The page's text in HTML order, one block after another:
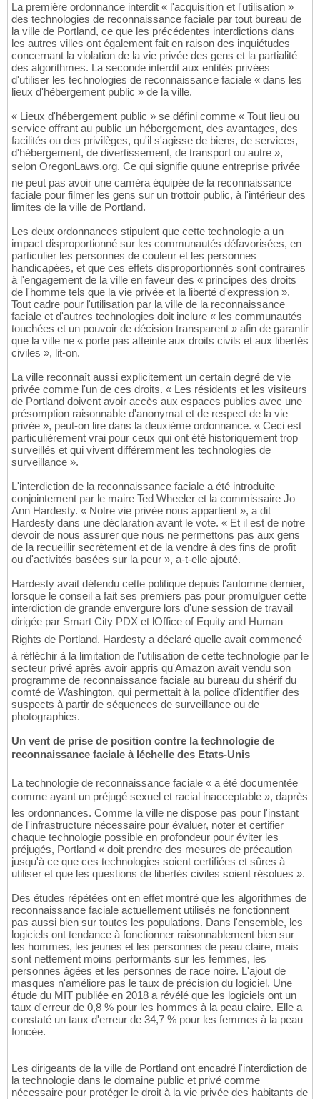
La première ordonnance interdit « l'acquisition et l'utilisation »
des technologies de reconnaissance faciale par tout bureau de
la ville de Portland, ce que les précédentes interdictions dans
les autres villes ont également fait en raison des inquiétudes
concernant la violation de la vie privée des gens et la partialité
des algorithmes. La seconde interdit aux entités privées
d'utiliser les technologies de reconnaissance faciale « dans les
lieux d'hébergement public » de la ville.
« Lieux d'hébergement public » se défini comme « Tout lieu ou
service offrant au public un hébergement, des avantages, des
facilités ou des privilèges, qu'il s'agisse de biens, de services,
d'hébergement, de divertissement, de transport ou autre »,
selon OregonLaws.org. Ce qui signifie quune entreprise privée
ne peut pas avoir une caméra équipée de la reconnaissance
faciale pour filmer les gens sur un trottoir public, à l'intérieur des
limites de la ville de Portland.
Les deux ordonnances stipulent que cette technologie a un
impact disproportionné sur les communautés défavorisées, en
particulier les personnes de couleur et les personnes
handicapées, et que ces effets disproportionnés sont contraires
à l'engagement de la ville en faveur des « principes des droits
de l'homme tels que la vie privée et la liberté d'expression ».
Tout cadre pour l'utilisation par la ville de la reconnaissance
faciale et d'autres technologies doit inclure « les communautés
touchées et un pouvoir de décision transparent » afin de garantir
que la ville ne « porte pas atteinte aux droits civils et aux libertés
civiles », lit-on.
La ville reconnaît aussi explicitement un certain degré de vie
privée comme l'un de ces droits. « Les résidents et les visiteurs
de Portland doivent avoir accès aux espaces publics avec une
présomption raisonnable d'anonymat et de respect de la vie
privée », peut-on lire dans la deuxième ordonnance. « Ceci est
particulièrement vrai pour ceux qui ont été historiquement trop
surveillés et qui vivent différemment les technologies de
surveillance ».
L'interdiction de la reconnaissance faciale a été introduite
conjointement par le maire Ted Wheeler et la commissaire Jo
Ann Hardesty. « Notre vie privée nous appartient », a dit
Hardesty dans une déclaration avant le vote. « Et il est de notre
devoir de nous assurer que nous ne permettons pas aux gens
de la recueillir secrètement et de la vendre à des fins de profit
ou d'activités basées sur la peur », a-t-elle ajouté.
Hardesty avait défendu cette politique depuis l'automne dernier,
lorsque le conseil a fait ses premiers pas pour promulguer cette
interdiction de grande envergure lors d'une session de travail
dirigée par Smart City PDX et lOffice of Equity and Human
Rights de Portland. Hardesty a déclaré quelle avait commencé
à réfléchir à la limitation de l'utilisation de cette technologie par le
secteur privé après avoir appris qu'Amazon avait vendu son
programme de reconnaissance faciale au bureau du shérif du
comté de Washington, qui permettait à la police d'identifier des
suspects à partir de séquences de surveillance ou de
photographies.
Un vent de prise de position contre la technologie de
reconnaissance faciale à léchelle des Etats-Unis
La technologie de reconnaissance faciale « a été documentée
comme ayant un préjugé sexuel et racial inacceptable », daprès
les ordonnances. Comme la ville ne dispose pas pour l'instant
de l'infrastructure nécessaire pour évaluer, noter et certifier
chaque technologie possible en profondeur pour éviter les
préjugés, Portland « doit prendre des mesures de précaution
jusqu'à ce que ces technologies soient certifiées et sûres à
utiliser et que les questions de libertés civiles soient résolues ».
Des études répétées ont en effet montré que les algorithmes de
reconnaissance faciale actuellement utilisés ne fonctionnent
pas aussi bien sur toutes les populations. Dans l'ensemble, les
logiciels ont tendance à fonctionner raisonnablement bien sur
les hommes, les jeunes et les personnes de peau claire, mais
sont nettement moins performants sur les femmes, les
personnes âgées et les personnes de race noire. L'ajout de
masques n'améliore pas le taux de précision du logiciel. Une
étude du MIT publiée en 2018 a révélé que les logiciels ont un
taux d'erreur de 0,8 % pour les hommes à la peau claire. Elle a
constaté un taux d'erreur de 34,7 % pour les femmes à la peau
foncée.
Les dirigeants de la ville de Portland ont encadré l'interdiction de
la technologie dans le domaine public et privé comme
nécessaire pour protéger le droit à la vie privée des habitants de